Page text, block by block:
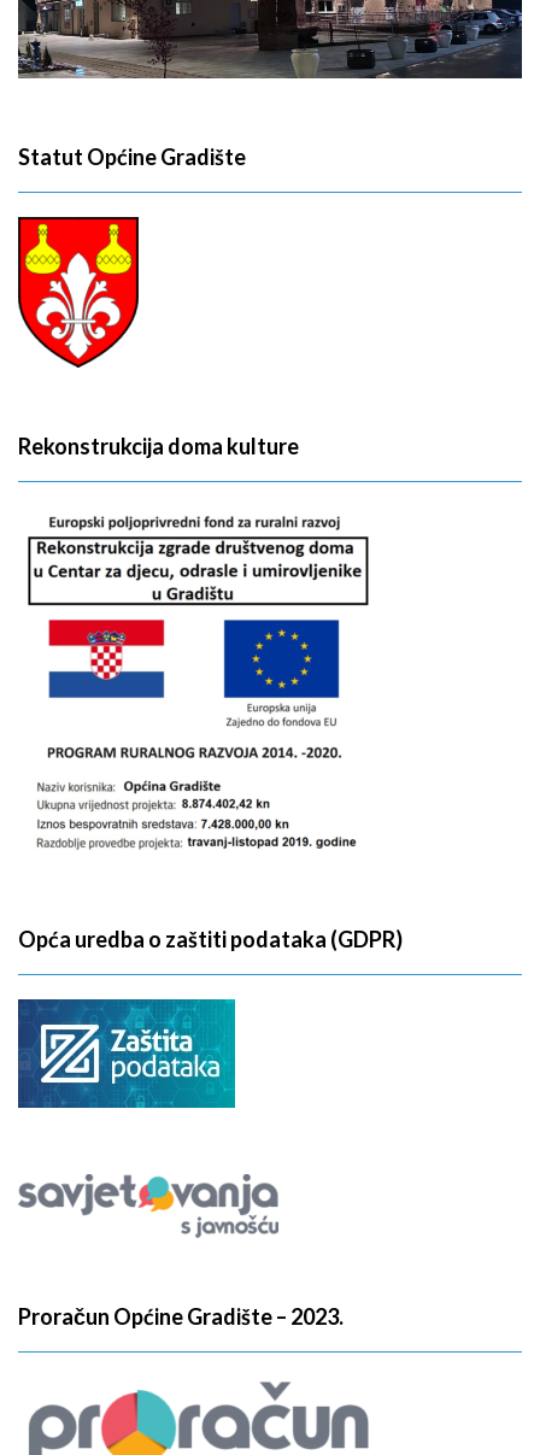
Statut Općine Gradište
Rekonstrukcija doma kulture
Opća uredba o zaštiti podataka (GDPR)
Proračun Općine Gradište – 2023.